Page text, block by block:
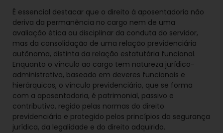
É essencial destacar que o direito à aposentadoria não
deriva da permanência no cargo nem de uma
avaliação ética ou disciplinar da conduta do servidor,
mas da consolidação de uma relação previdenciária
autônoma, distinta da relação estatutária funcional.
Enquanto o vínculo ao cargo tem natureza jurídico-
administrativa, baseado em deveres funcionais e
hierárquicos, o vínculo previdenciário, que se forma
com a aposentadoria, é patrimonial, passivo e
contributivo, regido pelas normas do direito
previdenciário e protegido pelos princípios da segurança
jurídica, da legalidade e do direito adquirido.